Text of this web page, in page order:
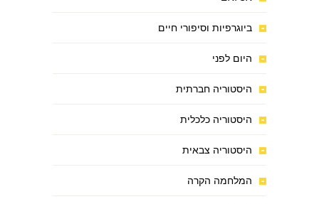
ביוגרפיות וסיפורי חיים
היום לפני
היסטוריה חברתית
היסטוריה כלכלית
היסטוריה צבאית
המלחמה הקרה